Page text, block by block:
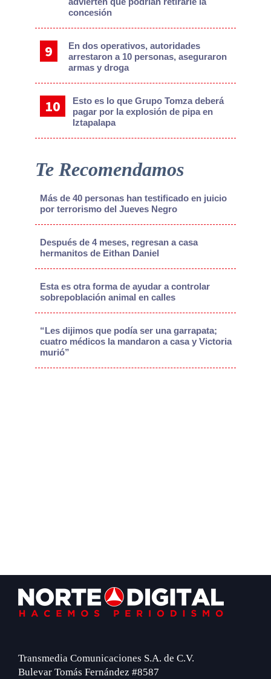
concesión
En dos operativos, autoridades
arrestaron a 10 personas, aseguraron
armas y droga
Esto es lo que Grupo Tomza deberá
pagar por la explosión de pipa en
Iztapalapa
Te Recomendamos
Más de 40 personas han testificado en juicio
por terrorismo del Jueves Negro
Después de 4 meses, regresan a casa
hermanitos de Eithan Daniel
Esta es otra forma de ayudar a controlar
sobrepoblación animal en calles
“Les dijimos que podía ser una garrapata;
cuatro médicos la mandaron a casa y Victoria
murió”
Footer
Transmedia Comunicaciones S.A. de C.V.
Bulevar Tomás Fernández #8587